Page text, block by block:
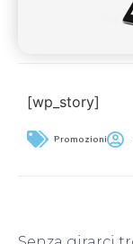
[wp_story]
Promozioni